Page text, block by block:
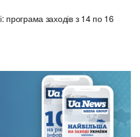
програма заходів з 14 по 16